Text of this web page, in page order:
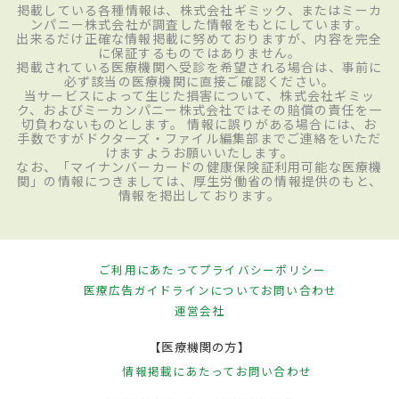
掲載している各種情報は、株式会社ギミック、またはミーカ
ンパニー株式会社が調査した情報をもとにしています。
出来るだけ正確な情報掲載に努めておりますが、内容を完全
に保証するものではありません。
掲載されている医療機関へ受診を希望される場合は、事前に
必ず該当の医療機関に直接ご確認ください。
当サービスによって生じた損害について、株式会社ギミッ
ク、およびミーカンパニー株式会社ではその賠償の責任を一
切負わないものとします。 情報に誤りがある場合には、お
手数ですがドクターズ・ファイル編集部までご連絡をいただ
けますようお願いいたします。
なお、「マイナンバーカードの健康保険証利用可能な医療機
関」の情報につきましては、厚生労働省の情報提供のもと、
情報を掲出しております。
ご利用にあたってプライバシーポリシー
医療広告ガイドラインについてお問い合わせ
運営会社
【医療機関の方】
情報掲載にあたって お問い合わせ